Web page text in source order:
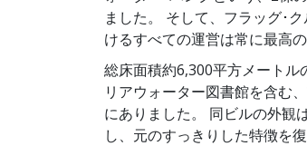
ました。 そして、フラッグ･
けるすべての運営は常に最高
総床面積約6,300平方メートル
リアウォーター図書館を含む
にありました。 同ビルの外観
し、元のすっきりした特徴を復